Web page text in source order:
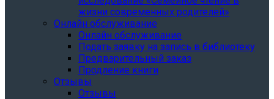
жизни современных родителей»
Онлайн обслуживание
Онлайн обслуживание
Подать заявку на запись в библиотеку
Предварительный заказ
Продление книги
Отзывы
Отзывы